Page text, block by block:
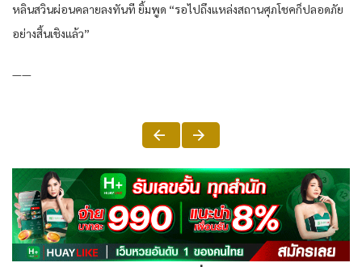
หลิน​สวิน​ผ่อนคลาย​ลง​ทันที​ ยิ้ม​พูด​ “รอ​ไป​ถึงแหล่ง​สถาน​ศุภโชค​ก็​ปลอดภัย​
อย่าง​สิ้นเชิง​แล้ว​”
——